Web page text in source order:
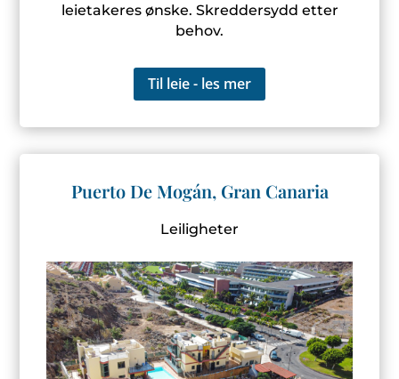
leietakeres ønske. Skreddersydd etter
behov.
Til leie - les mer
Puerto De Mogán, Gran Canaria
Leiligheter